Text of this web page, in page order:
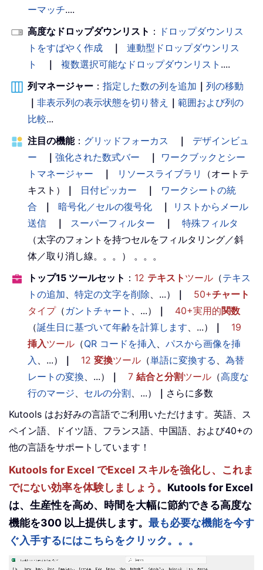
ーマッチ....
高度なドロップダウンリスト ： ドロップダウンリス
トをすばやく作成
｜
連動型ドロップダウンリス
ト
｜ 複数選択可能なドロップダウンリスト ....
列マネージャー ： 指定した数の列を追加 ｜ 列の移動
｜ 非表示列の表示状態を切り替え ｜ 範囲および列の
比較...
注目の機能： グリッドフォーカス ｜
デザインビュ
ー
｜ 強化された数式バー ｜
ワークブックとシー
トマネージャー
｜ リソースライブラリ
（オートテ
キスト）
｜ 日付ピッカー ｜
ワークシートの統
合
｜ 暗号化／セルの復号化 ｜
リストからメール
送信
｜ スーパーフィルター ｜
特殊フィルタ
（太字のフォントを持つセルをフィルタリング／斜
体／取り消し線。。。） 。。。
トップ15 ツールセット ： 12 テキスト ツール （テキス
トの追加、 特定の文字を削除、...） ｜ 50+チャート
タイプ（ ガントチャート 、...） ｜ 40+実用的関数
（誕生日に基づいて年齢を計算します、...） ｜
19
挿入ツール （QR コードを挿入 、 パスから画像を挿
入 、...） ｜ 12 変換ツール （単語に変換する 、 為替
レートの変換、...） ｜ 7 結合と分割ツール （高度な
行のマージ、 セルの分割、...） ｜ さらに多数
Kutools はお好みの言語でご利用いただけます。英語、ス
ペイン語、ドイツ語、フランス語、中国語、および40+の
他の言語をサポートしています！
Kutools for Excel でExcel スキルを強化し、これま
でにない効率を体験しましょう。 Kutools for Excel
は、生産性を高め、時間を大幅に節約できる高度な
機能を300 以上提供します。 最も必要な機能を今す
ぐ入手するにはこちらをクリック。。。